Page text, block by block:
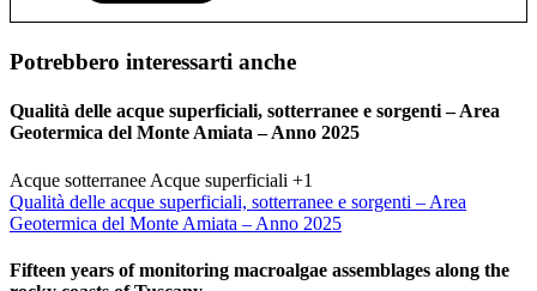
Potrebbero interessarti anche
Qualità delle acque superficiali, sotterranee e sorgenti – Area
Geotermica del Monte Amiata – Anno 2025
Acque sotterranee Acque superficiali +1
Qualità delle acque superficiali, sotterranee e sorgenti – Area
Geotermica del Monte Amiata – Anno 2025
Fifteen years of monitoring macroalgae assemblages along the